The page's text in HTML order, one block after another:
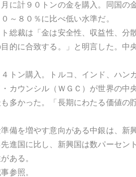
に計９０トンの金を購入。同国
～８０％に比べ低い水準だ。
総裁は「金は安全性、収益性、
的に合致する。」と明言した。
トン購入。トルコ、インド、ハン
カウンシル（ＷＧＣ）が世界の
多かった。「長期にわたる価値の
備を増やす意向がある中銀は、
進国に比し、新興国は数パーセ
ある。
参照。